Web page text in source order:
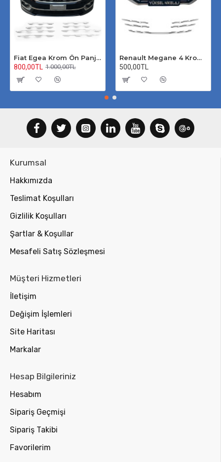
Fiat Egea Krom Ön Panjur 2020 Üzeri Uyumlu
800,00TL 1.000,00TL
Renault Megane 4 Krom Ön Panjur 2020 Üzeri
500,00TL
Kurumsal
Hakkımızda
Teslimat Koşulları
Gizlilik Koşulları
Şartlar & Koşullar
Mesafeli Satış Sözleşmesi
Müşteri Hizmetleri
İletişim
Değişim İşlemleri
Site Haritası
Markalar
Hesap Bilgileriniz
Hesabım
Sipariş Geçmişi
Sipariş Takibi
Favorilerim